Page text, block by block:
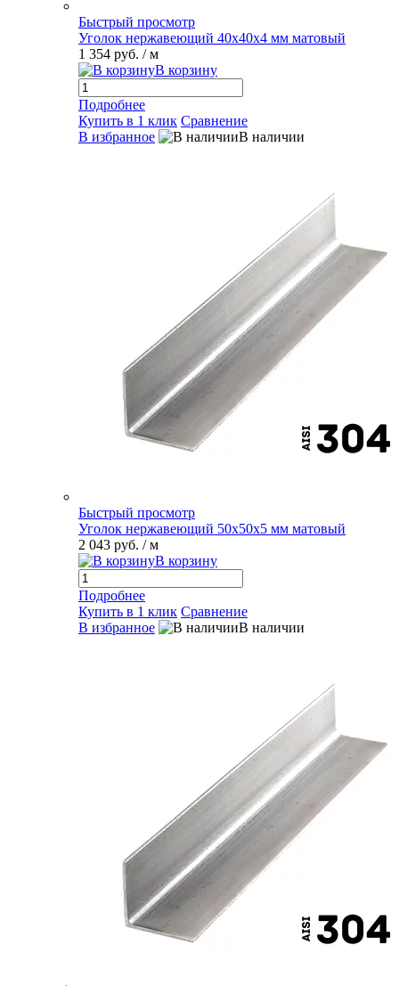
Быстрый просмотр
Уголок нержавеющий 40х40х4 мм матовый
1 354 руб. / м
В корзину
Подробнее
Купить в 1 клик Сравнение
В избранное
В наличии
Быстрый просмотр
Уголок нержавеющий 50х50х5 мм матовый
2 043 руб. / м
В корзину
Подробнее
Купить в 1 клик Сравнение
В избранное
В наличии